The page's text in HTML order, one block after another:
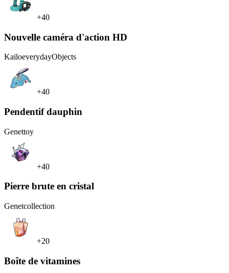
+40
Nouvelle caméra d'action HD
KailoeverydayObjects
+40
Pendentif dauphin
Genettoy
+40
Pierre brute en cristal
Genetcollection
+20
Boîte de vitamines